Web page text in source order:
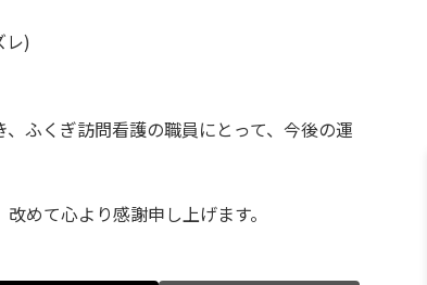
レ)
ふくぎ訪問看護の職員にとって、今後の運
めて心より感謝申し上げます。